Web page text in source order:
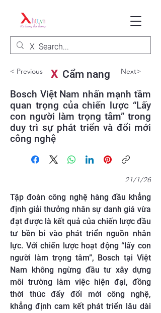
< Previous XCẩm nang Next>
Bosch Việt Nam nhấn mạnh tầm
quan trọng của chiến lược “Lấy
con người làm trọng tâm” trong
duy trì sự phát triển và đổi mới
công nghệ
21/1/26
Tập đoàn công nghệ hàng đầu khẳng
định giải thưởng nhân sự danh giá vừa
đạt được là kết quả của chiến lược đầu
tư bền bỉ vào phát triển nguồn nhân
lực. Với chiến lược hoạt động “lấy con
người làm trọng tâm”, Bosch tại Việt
Nam không ngừng đầu tư xây dựng
môi trường làm việc hiện đại, đồng
thời thúc đẩy đổi mới công nghệ,
khẳng định cam kết phát triển lâu dài